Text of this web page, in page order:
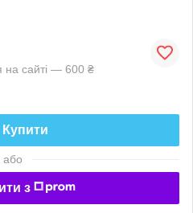
на сайті — 600 ₴
Купити
або
з